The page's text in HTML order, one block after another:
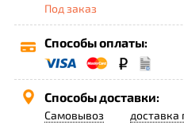
Под заказ
Способы оплаты:
Способы доставки:
Самовывоз доставка